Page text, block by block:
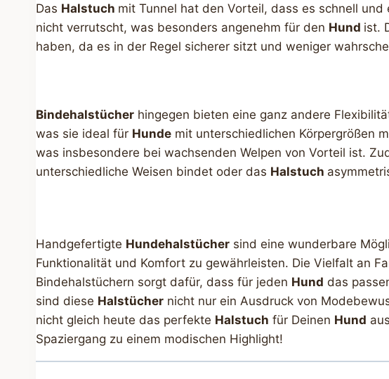
Das Halstuch mit Tunnel hat den Vorteil, dass es schnell
nicht verrutscht, was besonders angenehm für den Hund ist.
haben, da es in der Regel sicherer sitzt und weniger
Bindehalstücher hingegen bieten eine ganz andere
was sie ideal für Hunde mit unterschiedlichen Körpergrößen
was insbesondere bei wachsenden Welpen von Vorteil ist.
unterschiedliche Weisen bindet oder das Halstuch
Handgefertigte Hundehalstücher sind eine wunderbare
Funktionalität und Komfort zu gewährleisten. Die Vielfalt an
Bindehalstüchern sorgt dafür, dass für jeden Hund das
sind diese Halstücher nicht nur ein Ausdruck von
nicht gleich heute das perfekte Halstuch für Deinen Hund
Spaziergang zu einem modischen Highlight!